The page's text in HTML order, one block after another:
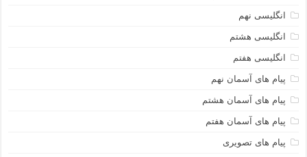
انگلیسی نهم
انگلیسی هشتم
انگلیسی هفتم
پیام های آسمان نهم
پیام های آسمان هشتم
پیام های آسمان هفتم
پیام های تصویری